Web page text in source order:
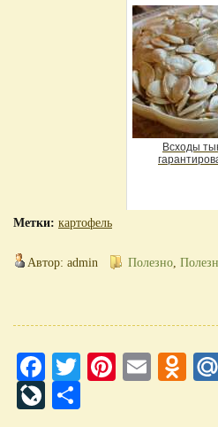
Всходы
Метки: картофель
Автор: admin Полезно
Facebook
TwitterPinterest
Email
LiveJournal